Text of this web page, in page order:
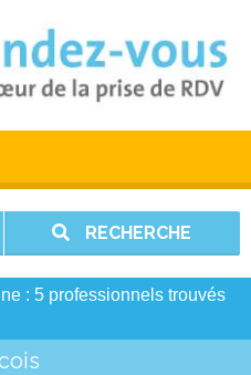
RECHERCHE
: 5 professionnels trouvés